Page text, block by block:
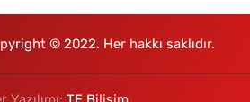
© 2022. Her hakkı saklıdır.